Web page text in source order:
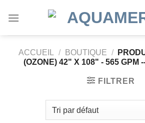
ACCUEIL / BOUTIQUE /
(OZONE) 42" X 108" - 565 GPM
FILTRER